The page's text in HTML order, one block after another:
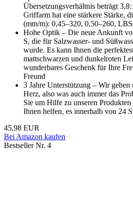
Übersetzungsverhältnis beträgt
Griffarm hat eine stärkere Stärke,
(mm/m): 0,45–320, 0,50–260,
Hohe Optik – Die neue Ankunft
S, die für Salzwasser- und
wurde. Es kann Ihnen die
mattschwarzen und dunkelroten
wunderbares Geschenk für Ihre
Freund
3 Jahre Unterstützung – Wir
Herz, also was auch immer das
Sie um Hilfe zu unseren
Ihnen helfen, es innerhalb von 24
45,98 EUR
Bei Amazon kaufen
Bestseller Nr. 4